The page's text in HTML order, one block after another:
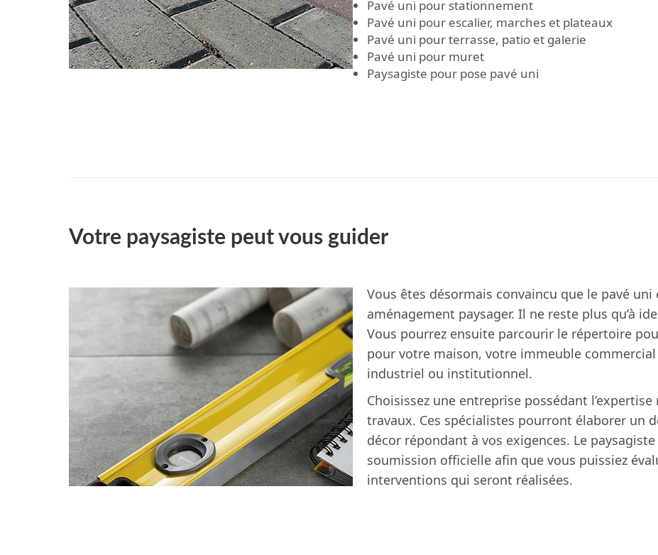
Pavé uni pour stationnement
Pavé uni pour escalier, marches et plateaux
Pavé uni pour terrasse, patio et galerie
Pavé uni pour muret
Paysagiste pour pose pavé uni
Votre paysagiste peut vous guider
Vous êtes désormais convaincu que le pavé
aménagement paysager. Il ne reste plus qu’à
Vous pourrez ensuite parcourir le répertoire
pour votre maison, votre immeuble
industriel ou institutionnel.
Choisissez une entreprise possédant
travaux. Ces spécialistes pourront élaborer un
décor répondant à vos exigences. Le
soumission officielle afin que vous puissiez
interventions qui seront réalisées.